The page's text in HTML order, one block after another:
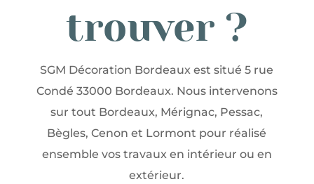
trouver ?
SGM Décoration Bordeaux est situé 5 rue
Condé 33000 Bordeaux. Nous intervenons
sur tout Bordeaux, Mérignac, Pessac,
Bègles, Cenon et Lormont pour réalisé
ensemble vos travaux en intérieur ou en
extérieur.